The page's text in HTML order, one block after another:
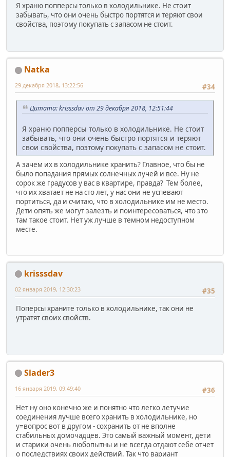
Я храню попперсы только в холодильнике. Не стоит
забывать, что они очень быстро портятся и теряют свои
свойства, поэтому покупать с запасом не стоит.
Natka
#34
29 декабря 2018, 13:22:56
Цитата: krisssdav от 29 декабря 2018, 12:51:44
Я храню попперсы только в холодильнике. Не стоит
забывать, что они очень быстро портятся и теряют
свои свойства, поэтому покупать с запасом не стоит.
А зачем их в холодильнике хранить? Главное, что бы не
было попадания прямых солнечных лучей и все. Ну не
сорок же градусов у вас в квартире, правда? Тем более,
что их хватает не на сто лет, у нас они не успевают
портиться, да и считаю, что в холодильнике им не место.
Дети опять же могут залезть и поинтересоваться, что это
там такое стоит. Нет уж лучше в темном недоступном
месте.
krisssdav
#35
02 января 2019, 12:30:23
Поперсы храните только в холодильнике, так они не
утратят своих свойств.
Slader3
#36
16 января 2019, 09:49:40
Нет ну оно конечно же и понятно что легко летучие
соединения лучше всего хранить в холодильнике, но
у=вопрос вот в другом - сохранить от не вполне
стабильных домочадцев. Это самый важный момент, дети
и старики очень любопытны и не всегда отдают себе отчет
о последствиях своих действий. Так что вариант